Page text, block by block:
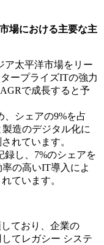
場における主要な主
ア太平洋市場をリー
ープライズITの強力
で成長すると予
、シェアの9%を占
造のデジタル化に
れています。
録し、7%のシェアを
の高いIT導入によ
ています。
ており、企業の
てレガシー システ